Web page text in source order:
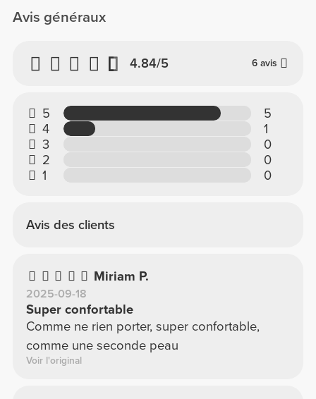
Avis généraux
4.84/5 6 avis
5
5
4
1
3
0
2
0
1
0
Avis des clients
Miriam P.
2025-09-18
Super confortable
Comme ne rien porter, super confortable,
comme une seconde peau
Voir l'original